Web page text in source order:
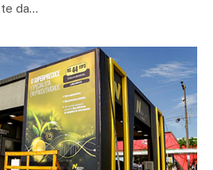
da…